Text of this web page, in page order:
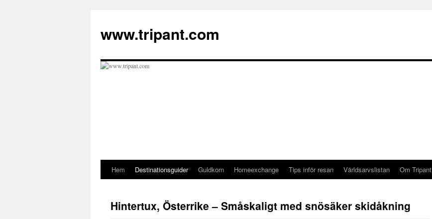
innehåll
www.tripant.com
Hem Destinationsguider Guldkorn Homeexchange Tips inför resan Världsarvslistan Om Tripant
Hintertux, Österrike – Småskaligt med snösäker skidåkning